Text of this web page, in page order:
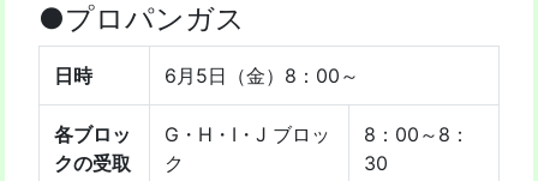
●プロパンガス
日時 6月5日（金）8：00～
各ブロッ
クの受取
G・H・I・J ブロッ
ク
8：00～8：
30